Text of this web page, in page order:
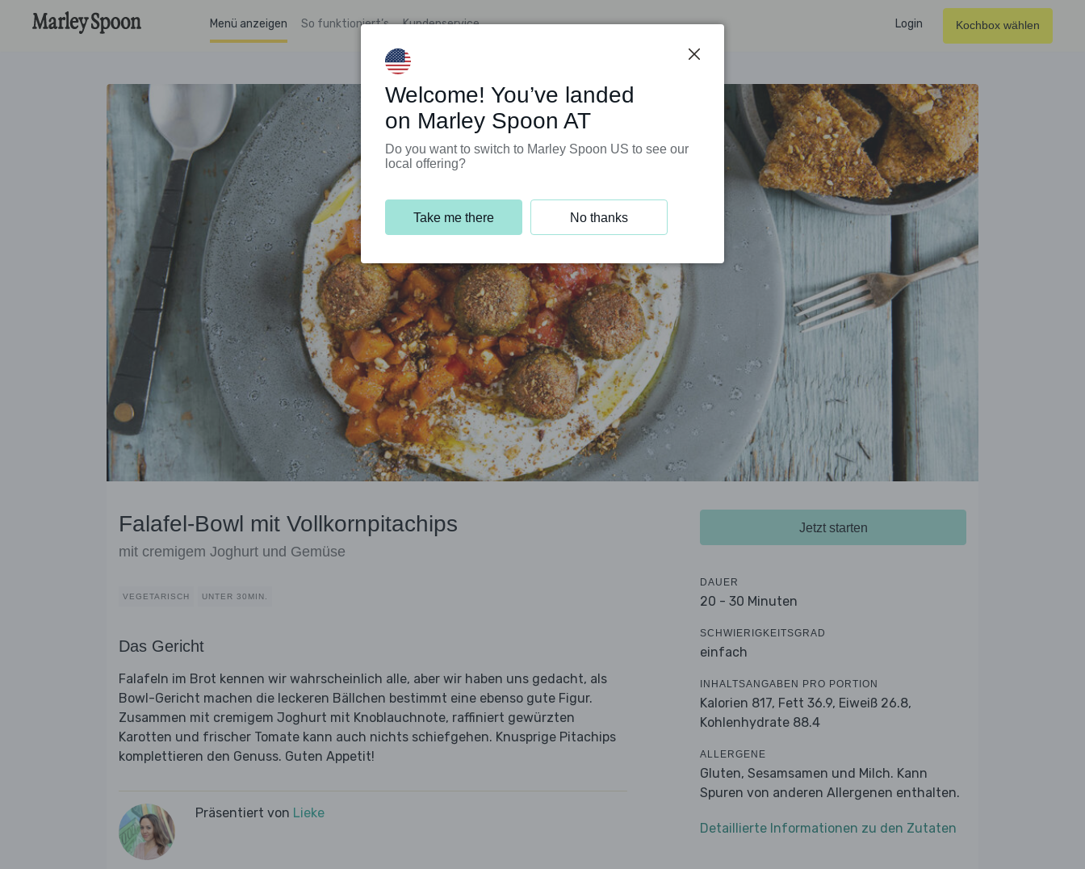
Menü anzeigen So funktioniert’s Kundenservice Login Kochbox wählen
Falafel-Bowl mit Vollkornpitachips
mit cremigem Joghurt und Gemüse
VEGETARISCH UNTER 30MIN.
Das Gericht
Falafeln im Brot kennen wir wahrscheinlich alle, aber wir haben uns gedacht, als
Bowl-Gericht machen die leckeren Bällchen bestimmt eine ebenso gute Figur.
Zusammen mit cremigem Joghurt mit Knoblauchnote, raffiniert gewürzten
Karotten und frischer Tomate kann auch nichts schiefgehen. Knusprige Pitachips
komplettieren den Genuss. Guten Appetit!
Präsentiert von Lieke
Jetzt starten
DAUER
20 - 30 Minuten
SCHWIERIGKEITSGRAD
einfach
INHALTSANGABEN PRO PORTION
Kalorien 817, Fett 36.9, Eiweiß 26.8,
Kohlenhydrate 88.4
ALLERGENE
Gluten, Sesamsamen und Milch. Kann
Spuren von anderen Allergenen enthalten.
Detaillierte Informationen zu den Zutaten
Welcome! You’ve landed
on Marley Spoon AT
Do you want to switch to Marley Spoon US to see our
local offering?
Take me there No thanks